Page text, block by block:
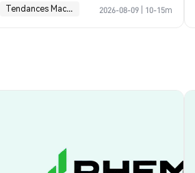
Baisse des Emplois de Juillet ?
Tendances Macroéconomiques 2026-08-09 10-15m